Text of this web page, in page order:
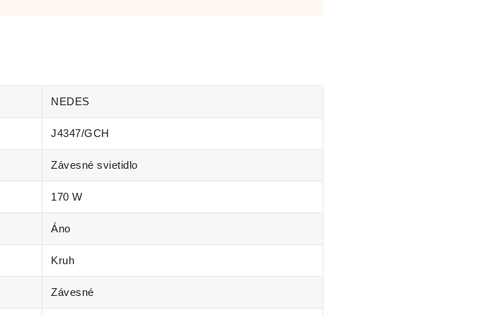
NEDES
J4347/GCH
Závesné svietidlo
170 W
Áno
Kruh
Závesné